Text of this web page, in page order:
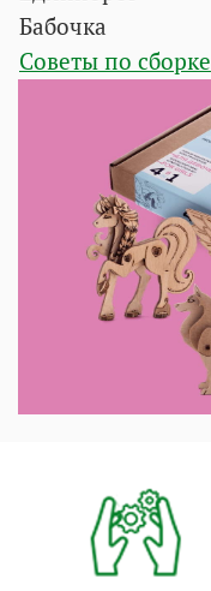
Бабочка
Советы по сборке